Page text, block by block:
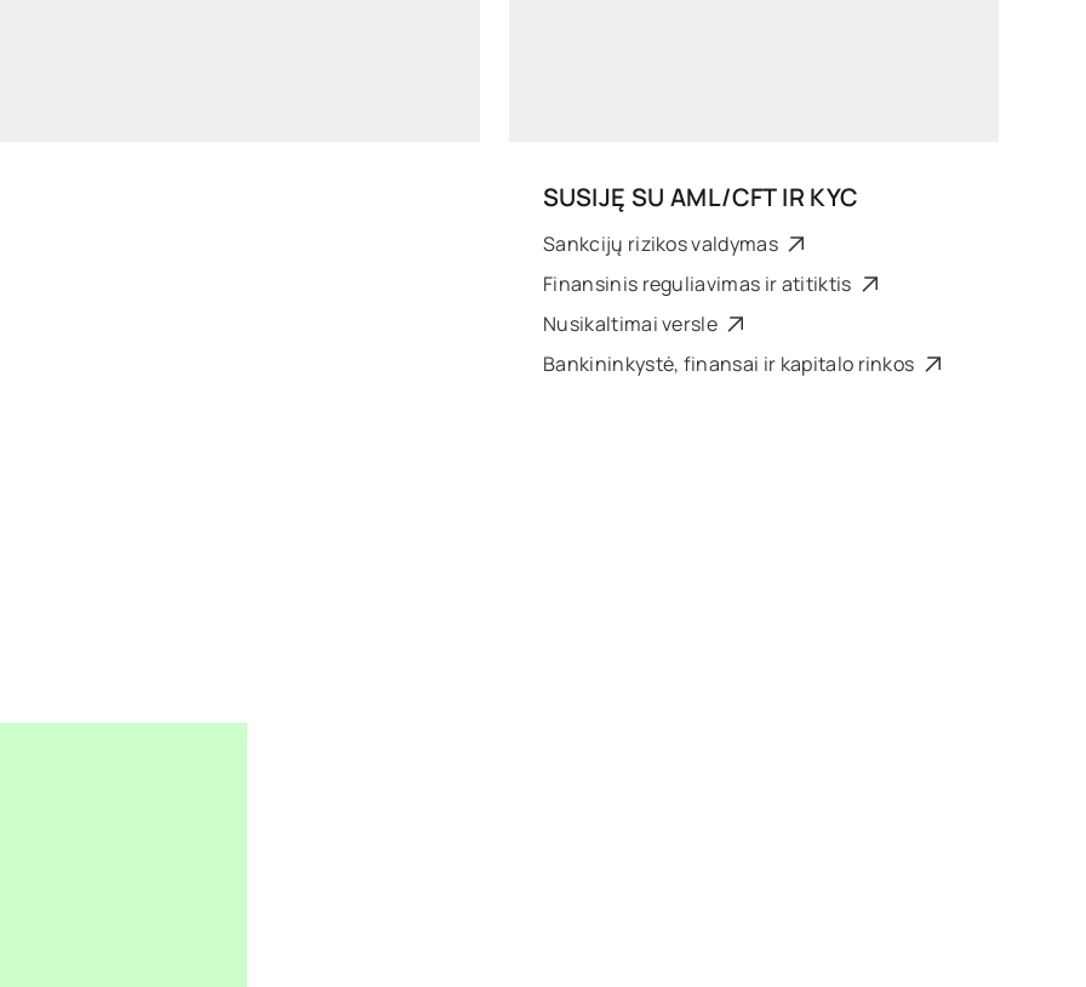
SUSIJĘ SU AML/CFT IR KYC
Sankcijų rizikos valdymas
Finansinis reguliavimas ir atitiktis
Nusikaltimai versle
Bankininkystė, finansai ir kapitalo rinkos